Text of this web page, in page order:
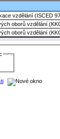
vzdělání (ISCED
oborů vzdělání
oborů vzdělání